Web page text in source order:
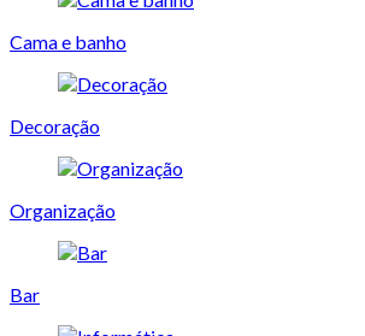
Cama e banho
Decoração
Organização
Bar